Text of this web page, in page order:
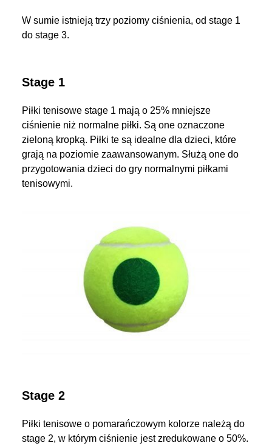
W sumie istnieją trzy poziomy ciśnienia, od stage 1
do stage 3.
Stage 1
Piłki tenisowe stage 1 mają o 25% mniejsze
ciśnienie niż normalne piłki. Są one oznaczone
zieloną kropką. Piłki te są idealne dla dzieci, które
grają na poziomie zaawansowanym. Służą one do
przygotowania dzieci do gry normalnymi piłkami
tenisowymi.
Stage 2
Piłki tenisowe o pomarańczowym kolorze należą do
stage 2, w którym ciśnienie jest zredukowane o 50%.